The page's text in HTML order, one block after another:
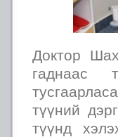
Доктор
гаднаас
түүний
түүнд